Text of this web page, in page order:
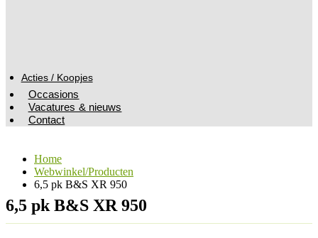
Acties / Koopjes
Occasions
Vacatures & nieuws
Contact
Home
Webwinkel/Producten
6,5 pk B&S XR 950
6,5 pk B&S XR 950